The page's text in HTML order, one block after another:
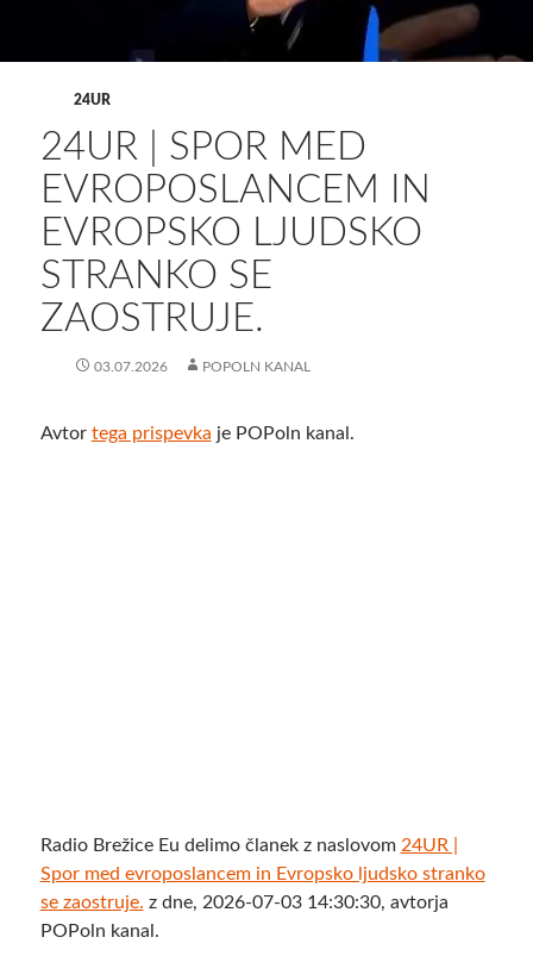
24UR
24UR | SPOR MED
EVROPOSLANCEM IN
EVROPSKO LJUDSKO
STRANKO SE
ZAOSTRUJE️.
03.07.2026 POPOLN KANAL
Avtor tega prispevka je POPoln kanal.
Radio Brežice Eu delimo članek z naslovom 24UR |
Spor med evroposlancem in Evropsko ljudsko stranko
se zaostruje️. z dne, 2026-07-03 14:30:30, avtorja
POPoln kanal.